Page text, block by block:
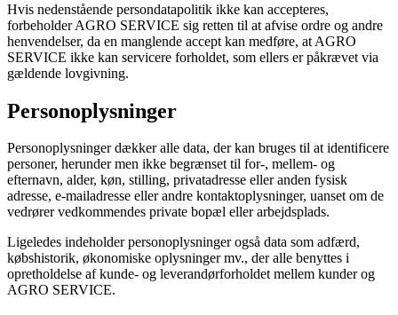
Hvis nedenstående persondatapolitik ikke kan accepteres,
forbeholderAGRO SERVICE sig retten til at afvise ordre og andre
henvendelser, da en manglende accept kan medføre, at AGRO
SERVICE ikke kan servicere forholdet, som ellers er påkrævet via
gældende lovgivning.
Personoplysninger
Personoplysninger dækker alle data, der kan bruges til at identificere
personer, herunder men ikke begrænset til for-, mellem- og
efternavn, alder, køn, stilling, privatadresse eller anden fysisk
adresse, e-mailadresse eller andre kontaktoplysninger, uanset om de
vedrører vedkommendes private bopæl eller arbejdsplads.
Ligeledes indeholder personoplysninger også data som adfærd,
købshistorik, økonomiske oplysninger mv., der alle benyttes i
opretholdelse af kunde- og leverandørforholdet mellem kunder og
AGRO SERVICE.